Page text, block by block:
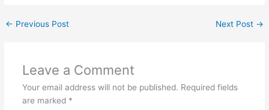
← Previous Post Next Post →
Leave a Comment
Your email address will not be published. Required fields
are marked *